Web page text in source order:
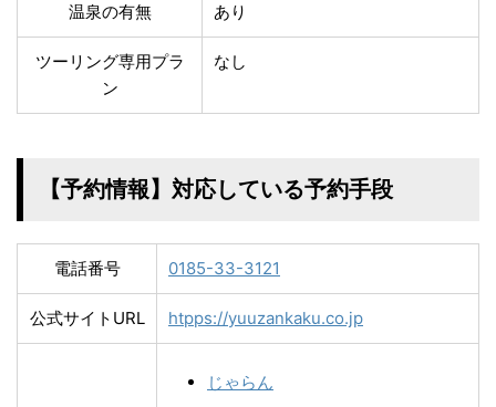
温泉の有無 あり
ツーリング専用プラ
ン
なし
【予約情報】対応している予約手段
電話番号 0185-33-3121
公式サイトURL htpps://yuuzankaku.co.jp
じゃらん